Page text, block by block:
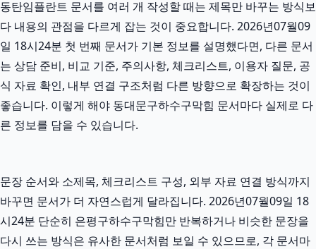
동탄임플란트 문서를 여러 개 작성할 때는 제목만 바꾸는 방식보
다 내용의 관점을 다르게 잡는 것이 중요합니다. 2026년07월09
일 18시24분 첫 번째 문서가 기본 정보를 설명했다면, 다른 문서
는 상담 준비, 비교 기준, 주의사항, 체크리스트, 이용자 질문, 공
식 자료 확인, 내부 연결 구조처럼 다른 방향으로 확장하는 것이
좋습니다. 이렇게 해야 동대문구하수구막힘 문서마다 실제로 다
른 정보를 담을 수 있습니다.
문장 순서와 소제목, 체크리스트 구성, 외부 자료 연결 방식까지
바꾸면 문서가 더 자연스럽게 달라집니다. 2026년07월09일 18
시24분 단순히 은평구하수구막힘만 반복하거나 비슷한 문장을
다시 쓰는 방식은 유사한 문서처럼 보일 수 있으므로, 각 문서마